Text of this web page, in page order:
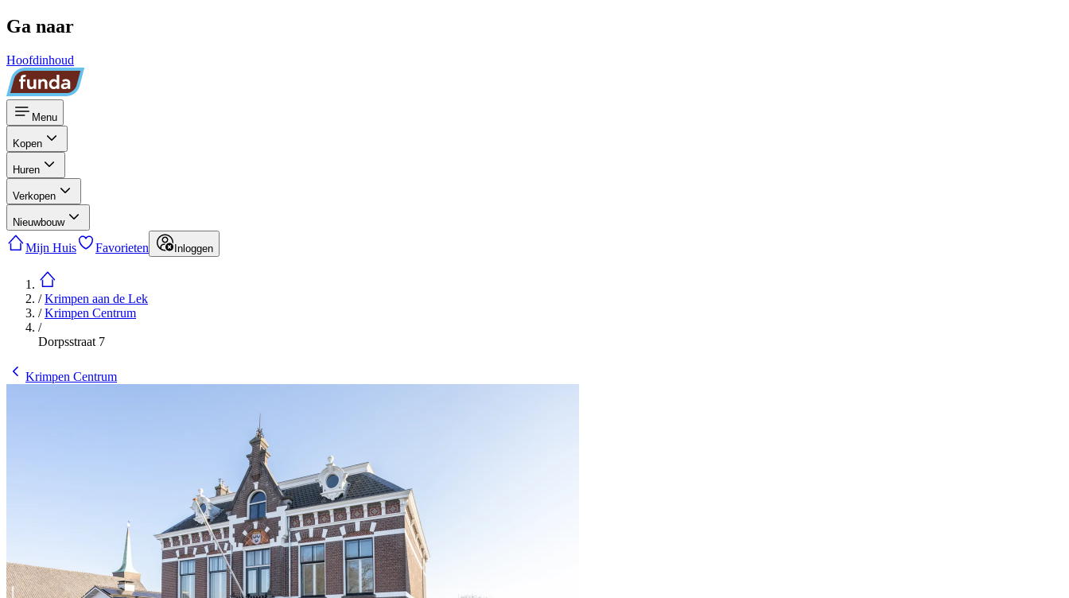
Ga naar
Hoofdinhoud
Menu
Kopen
Huren
Verkopen
Nieuwbouw
Mijn Huis Favorieten Inloggen
/Krimpen aan de Lek
/Krimpen Centrum
/
Dorpsstraat 7
Krimpen Centrum